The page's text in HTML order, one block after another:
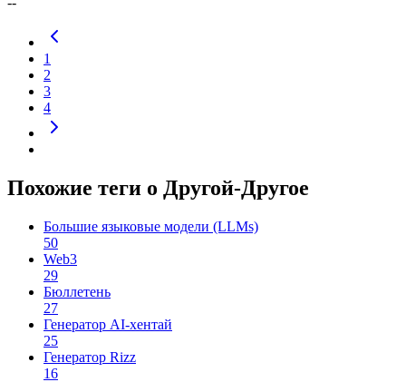
1
2
3
4
Похожие теги о Другой-Другое
Большие языковые модели (LLMs)
50
Web3
29
Бюллетень
27
Генератор AI-хентай
25
Генератор Rizz
16